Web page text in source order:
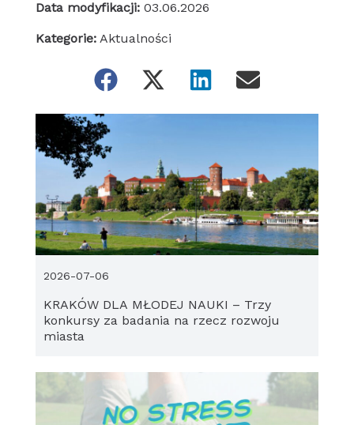
Data modyfikacji: 03.06.2026
Kategorie: Aktualności
KRAKÓW DLA MŁODEJ NAUKI – Trzy
konkursy za badania na rzecz rozwoju
miasta
2026-07-06